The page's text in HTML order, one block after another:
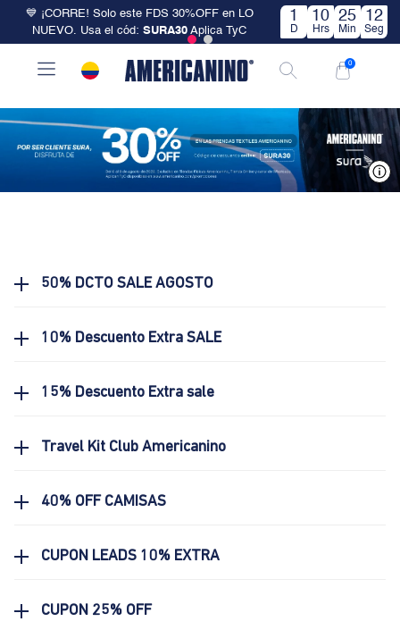
💙 ¡CORRE! Solo este FDS 30%OFF en LO
NUEVO. Usa el cód: SURA30 Aplica TyC
1
D
10
Hrs
25
Min
12
Seg
0
50% DCTO SALE AGOSTO
10% Descuento Extra SALE
15% Descuento Extra sale
Travel Kit Club Americanino
40% OFF CAMISAS
CUPON LEADS 10% EXTRA
CUPON 25% OFF